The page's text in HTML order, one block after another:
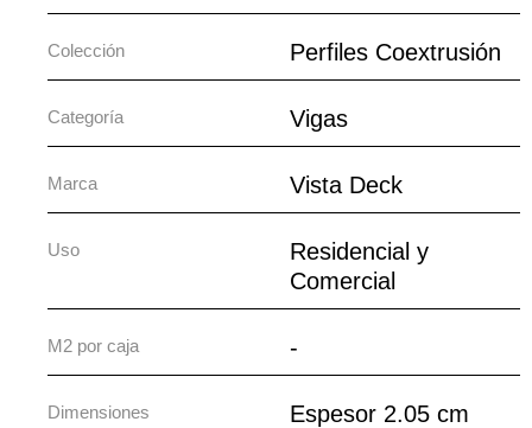
Colección Perfiles Coextrusión
Categoría Vigas
Marca Vista Deck
Uso
Residencial y
Comercial
M2 por caja -
Dimensiones
Espesor 2.05 cm